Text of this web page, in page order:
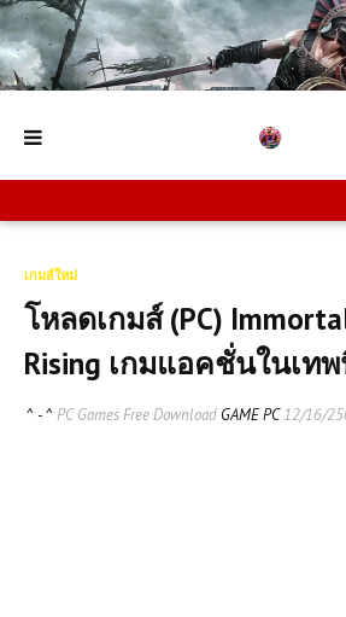
เกมส์ใหม่
โหลดเกมส์ (PC)
Rising เกมแอคชั่นในเท
^ - ^ PC Games Free Download GAME PC12/16/